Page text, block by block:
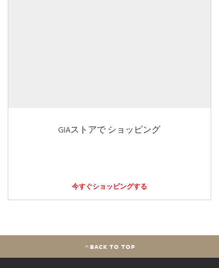
GIAストアで ショッピング
今すぐショッピングする
BACK TO TOP